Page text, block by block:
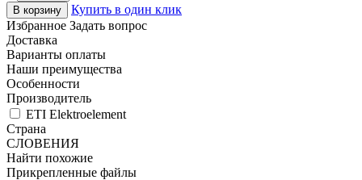
В корзину
Купить в один клик
Избранное Задать вопрос
Доставка
Варианты оплаты
Наши преимущества
Особенности
Производитель
ETI Elektroelement
Страна
СЛОВЕНИЯ
Найти похожие
Прикрепленные файлы